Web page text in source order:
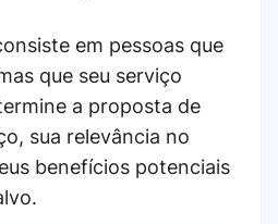
em pessoas que
que seu serviço
a proposta de
sua relevância no
benefícios potenciais